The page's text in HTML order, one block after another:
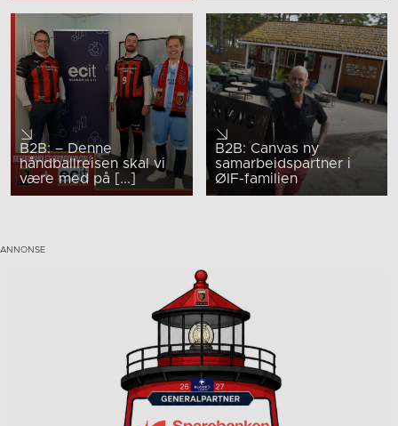
B2B: – Denne
håndballreisen skal vi
være med på [...]
B2B: Canvas ny
samarbeidspartner i
ØIF-familien